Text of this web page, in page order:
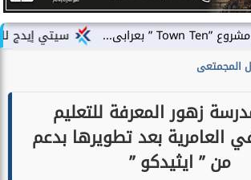
سيتي إيدج للتطوير العقاري
المجمتعى
زهور المعرفة للتعليم
العامرية بعد تطويرها بدعم
من ” ايثيدكو ”